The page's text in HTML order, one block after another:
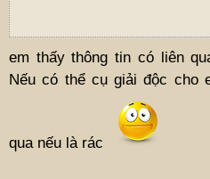
em thấy thông tin có liên
Nếu có thể cụ giải độc cho
qua nếu là rác